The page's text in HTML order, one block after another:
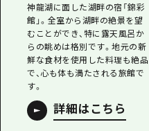
神龍湖に面した湖畔の宿「錦彩
館」。全室から湖畔の絶景を望
むことができ、特に露天風呂か
らの眺めは格別です。地元の新
鮮な食材を使用した料理も絶品
で、心も体も満たされる旅館で
す。
詳細はこちら